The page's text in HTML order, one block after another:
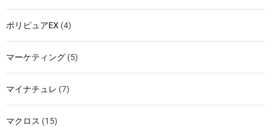
ポリピュアEX (4)
マーケティング (5)
マイナチュレ (7)
マクロス (15)